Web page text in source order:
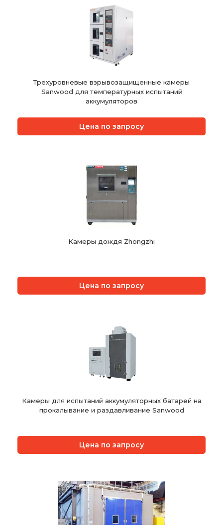
Трехуровневые взрывозащищенные камеры
Sanwood для температурных испытаний
аккумуляторов
Цена по запросу
Камеры дождя Zhongzhi
Цена по запросу
Камеры для испытаний аккумуляторных батарей на
прокалывание и раздавливание Sanwood
Цена по запросу